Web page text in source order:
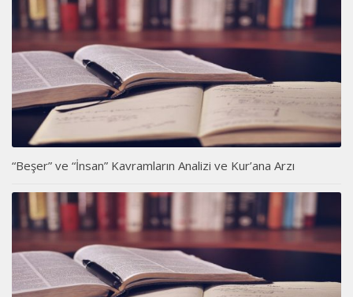
“Beşer” ve “İnsan” Kavramların Analizi ve Kur’ana Arzı